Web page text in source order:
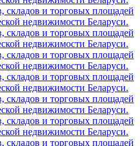
складов и торговых площадей
недвижимости Беларуси.
складов и торговых площадей
недвижимости Беларуси.
складов и торговых площадей
недвижимости Беларуси.
складов и торговых площадей
недвижимости Беларуси.
складов и торговых площадей
недвижимости Беларуси.
складов и торговых площадей
недвижимости Беларуси.
складов и торговых площадей